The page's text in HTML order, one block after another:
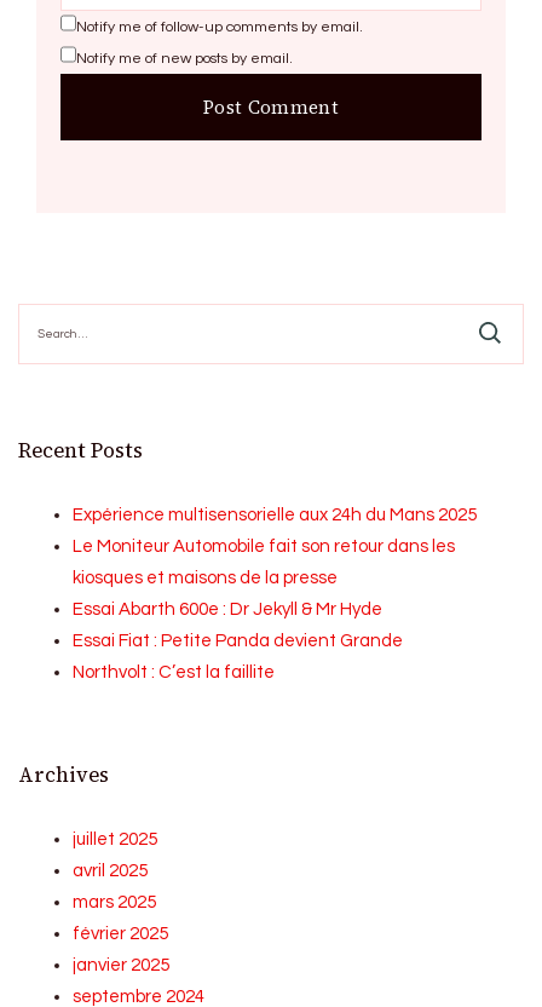
Notify me of follow-up comments by email.
Notify me of new posts by email.
for:
Recent Posts
Expérience multisensorielle aux 24h du Mans 2025
Le Moniteur Automobile fait son retour dans les
kiosques et maisons de la presse
Essai Abarth 600e : Dr Jekyll & Mr Hyde
Essai Fiat : Petite Panda devient Grande
Northvolt : C’est la faillite
Archives
juillet 2025
avril 2025
mars 2025
février 2025
janvier 2025
septembre 2024